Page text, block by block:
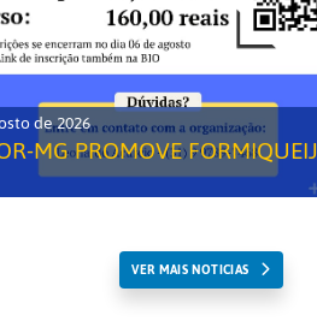
de 2026
MG PROMOVE
VER MAIS NOTICIAS